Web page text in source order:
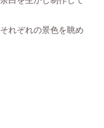
れぞれの景色を眺め